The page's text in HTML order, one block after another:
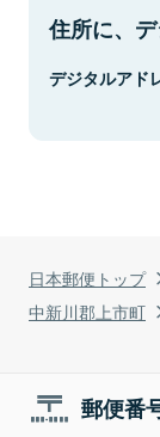
日本郵便トップ
中新川郡上市町
住所に、デ
デジタルアド
郵便番